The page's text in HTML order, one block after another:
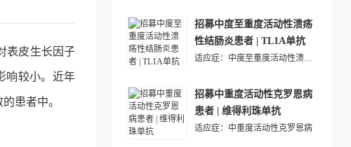
表皮生长因子
响较小。近年
患者中。
招募中度至重度活动性溃疡
性结肠炎患者 | TL1A单抗
适应症： 中度至重度活动性溃疡性结肠炎
招募中重度活动性克罗恩病
患者 | 维得利珠单抗
适应症： 中重度活动性克罗恩病